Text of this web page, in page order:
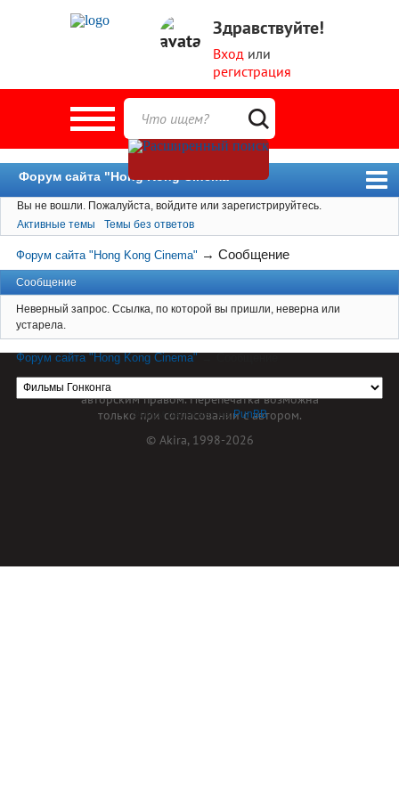
Здравствуйте!
Вход или
регистрация
Форум сайта "Hong Kong Cinema"
Форум
Новости
Пользователи
Поиск
Вы не вошли. Пожалуйста, войдите или зарегистрируйтесь.
Активные темы
Темы без ответов
Форум сайта "Hong Kong Cinema" →Сообщение
Сообщение
Неверный запрос. Ссылка, по которой вы пришли, неверна или
устарела.
Форум сайта "Hong Kong Cinema"
Форум работает наPunBB
Материал сайта hkcinema.ru защищен
авторским правом. Перепечатка возможна
только при согласовании с автором.
© Akira, 1998-2026